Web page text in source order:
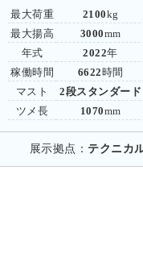
最大荷重
最大揚高
年式
稼働時間
マスト
ツメ長
2100kg
3000mm
2022年
6622 時間
2段スタンダード
1070mm
展示拠点： テクニカ